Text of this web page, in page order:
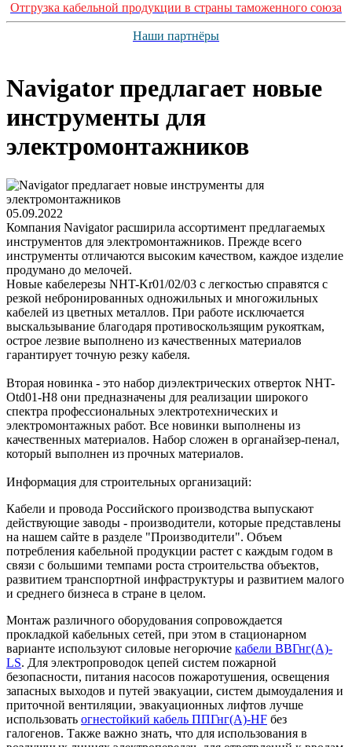
Отгрузка кабельной продукции в страны таможенного союза
Наши партнёры
Navigator предлагает новые
инструменты для
электромонтажников
05.09.2022
Компания Navigator расширила ассортимент предлагаемых
инструментов для электромонтажников. Прежде всего
инструменты отличаются высоким качеством, каждое изделие
продумано до мелочей.
Новые кабелерезы NHT-Kr01/02/03 с легкостью справятся с
резкой небронированных одножильных и многожильных
кабелей из цветных металлов. При работе исключается
выскальзывание благодаря противоскользящим рукояткам,
острое лезвие выполнено из качественных материалов
гарантирует точную резку кабеля.
Вторая новинка - это набор диэлектрических отверток NHT-
Оtd01-H8 они предназначены для реализации широкого
спектра профессиональных электротехнических и
электромонтажных работ. Все новинки выполнены из
качественных материалов. Набор сложен в органайзер-пенал,
который выполнен из прочных материалов.
Информация для строительных организаций:
Кабели и провода Российского производства выпускают
действующие заводы - производители, которые представлены
на нашем сайте в разделе "Производители". Объем
потребления кабельной продукции растет с каждым годом в
связи с большими темпами роста строительства объектов,
развитием транспортной инфраструктуры и развитием малого
и среднего бизнеса в стране в целом.
Монтаж различного оборудования сопровождается
прокладкой кабельных сетей, при этом в стационарном
варианте используют силовые негорючие кабели ВВГнг(А)-
LS. Для электропроводок цепей систем пожарной
безопасности, питания насосов пожаротушения, освещения
запасных выходов и путей эвакуации, систем дымоудаления и
приточной вентиляции, эвакуационных лифтов лучше
использовать огнестойкий кабель ППГнг(А)-HF без
галогенов. Также важно знать, что для использования в